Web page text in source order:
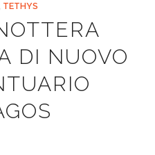
TETHYS
DI NUOVO